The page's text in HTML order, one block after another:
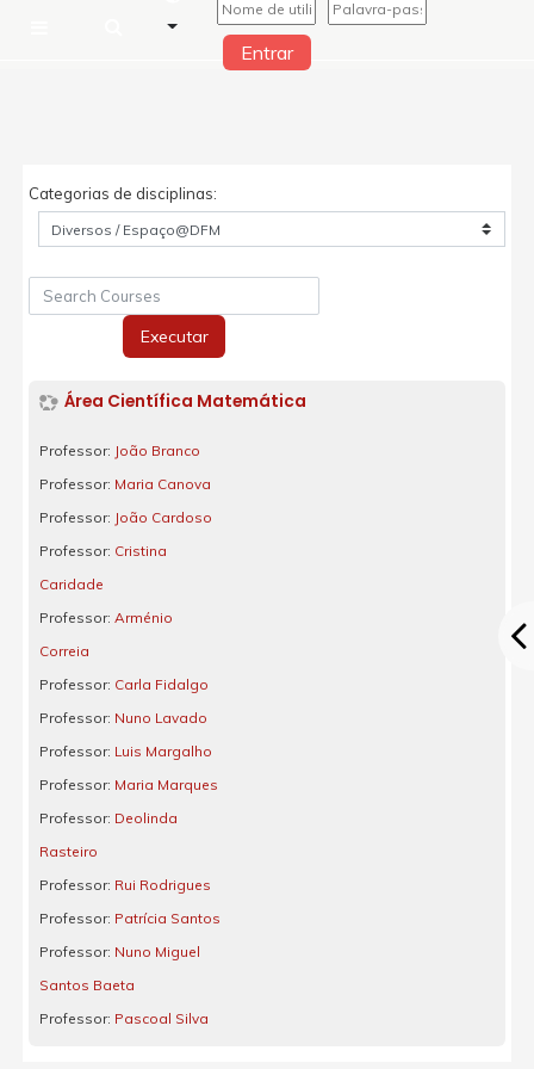
Entrar
Categorias de disciplinas:
Executar
Área Científica Matemática
Professor: João Branco
Professor: Maria Canova
Professor: João Cardoso
Professor: Cristina
Caridade
Professor:Arménio
Correia
Professor: Carla Fidalgo
Professor: Nuno Lavado
Professor: Luis Margalho
Professor: Maria Marques
Professor: Deolinda
Rasteiro
Professor: Rui Rodrigues
Professor: Patrícia Santos
Professor: Nuno Miguel
Santos Baeta
Professor: Pascoal Silva